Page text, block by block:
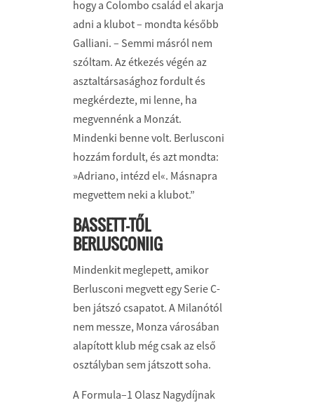
hogy a Colombo család el akarja
adni a klubot – mondta később
Galliani. – Semmi másról nem
szóltam. Az étkezés végén az
asztaltársasághoz fordult és
megkérdezte, mi lenne, ha
megvennénk a Monzát.
Mindenki benne volt. Berlusconi
hozzám fordult, és azt mondta:
»Adriano, intézd el«. Másnapra
megvettem neki a klubot.”
BASSETT-TŐL
BERLUSCONIIG
Mindenkit meglepett, amikor
Berlusconi megvett egy Serie C-
ben játszó csapatot. A Milanótól
nem messze, Monza városában
alapított klub még csak az első
osztályban sem játszott soha.
A Formula–1 Olasz Nagydíjnak